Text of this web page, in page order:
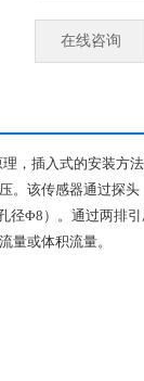
在线咨询
，插入式的安装方
。该传感器通过探
径Φ8 ）。通过两排
量或体积流量。